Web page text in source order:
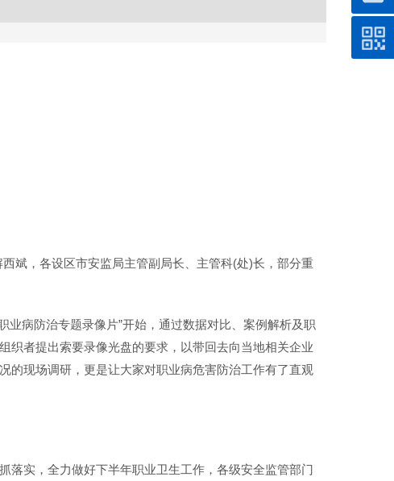
斌，各设区市安监局主管副局长、主管科(处)长，部分重
病防治专题录像片”开始，通过数据对比、案例解析及职
织者提出索要录像光盘的要求，以带回去向当地相关企业
的现场调研，更是让大家对职业病危害防治工作有了直观
落实，全力做好下半年职业卫生工作，各级安全监管部门